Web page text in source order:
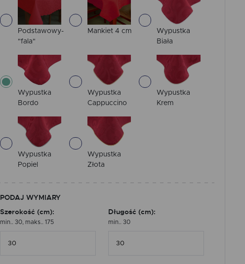
Podstawowy-
"fala"
Mankiet 4 cm
Wypustka
Biała
Wypustka
Bordo
Wypustka
Cappuccino
Wypustka
Krem
Wypustka
Popiel
Wypustka
Złota
PODAJ WYMIARY
Szerokość (cm):
min.. 30, maks.. 175
Długość (cm):
min.. 30